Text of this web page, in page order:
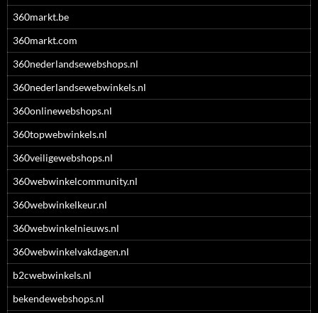
360markt.be
360markt.com
360nederlandsewebshops.nl
360nederlandsewebwinkels.nl
360onlinewebshops.nl
360topwebwinkels.nl
360veiligewebshops.nl
360webwinkelcommunity.nl
360webwinkelkeur.nl
360webwinkelnieuws.nl
360webwinkelvakdagen.nl
b2cwebwinkels.nl
bekendewebshops.nl